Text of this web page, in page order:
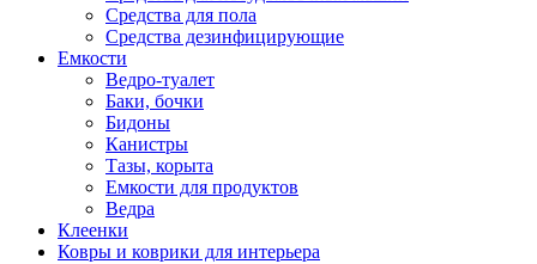
Средства для пола
Средства дезинфицирующие
Емкости
Ведро-туалет
Баки, бочки
Бидоны
Канистры
Тазы, корыта
Емкости для продуктов
Ведра
Клеенки
Ковры и коврики для интерьера